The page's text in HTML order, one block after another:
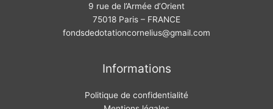
9 rue de l’Armée d’Orient
75018 Paris – FRANCE
fondsdedotationcornelius@gmail.com
Informations
Politique de confidentialité